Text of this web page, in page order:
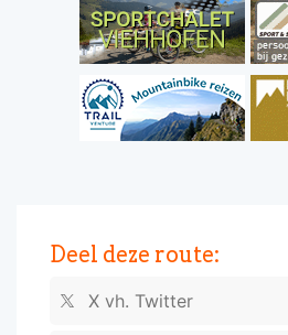
Deel deze route:
X vh. Twitter